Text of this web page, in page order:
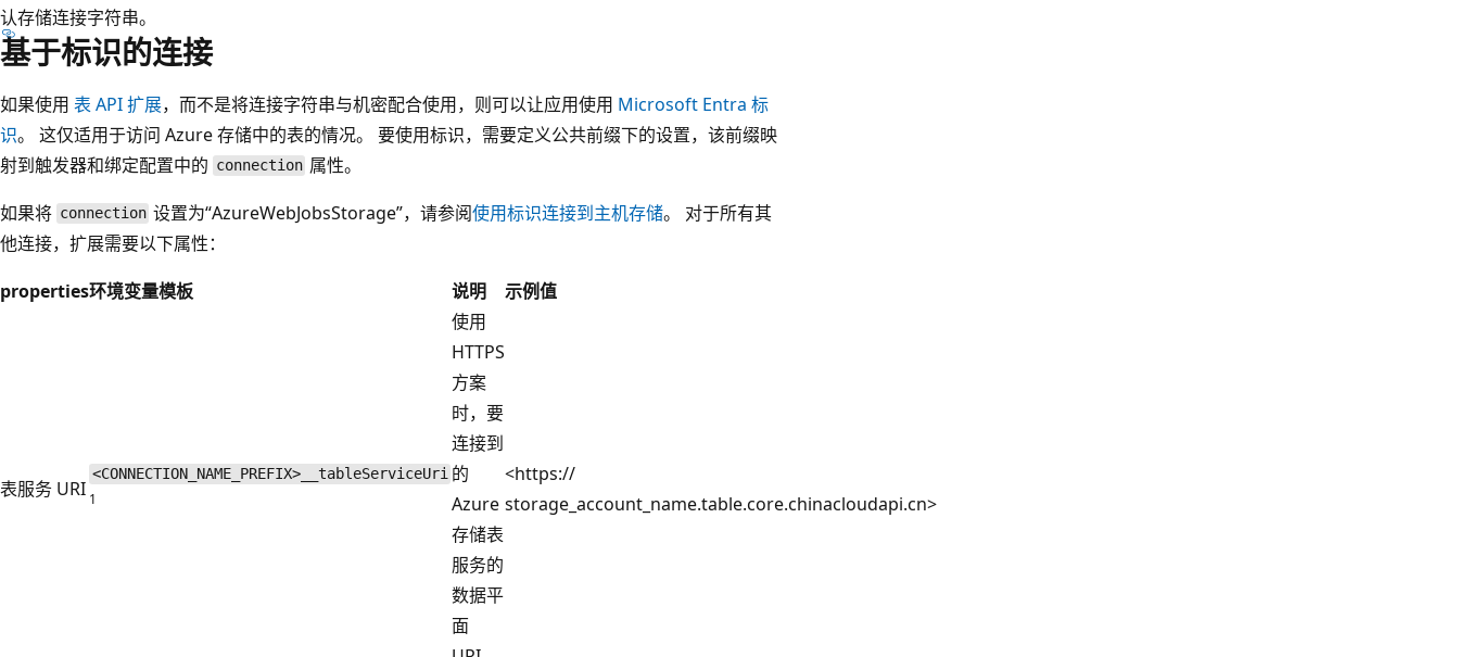
认存储连接字符串。
基于标识的连接
如果使用 表 API 扩展，而不是将连接字符串与机密配合使用，则可以让应用使用 Microsoft Entra 标
识。 这仅适用于访问 Azure 存储中的表的情况。 要使用标识，需要定义公共前缀下的设置，该前缀映
射到触发器和绑定配置中的 connection 属性。
如果将 connection 设置为“AzureWebJobsStorage”，请参阅使用标识连接到主机存储。 对于所有其
他连接，扩展需要以下属性：
properties环境变量模板 说明 示例值
表服务 URI
<CONNECTION_NAME_PREFIX>__tableServiceUri
1
使用
HTTPS
方案
时，要
连接到
的
Azure
存储表
服务的
数据平
面
<https://
storage_account_name.table.core.chinacloudapi.cn>